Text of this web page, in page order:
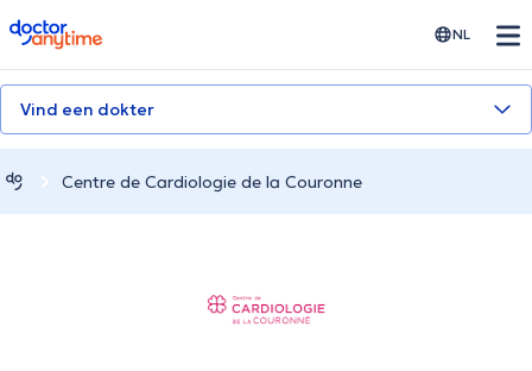
doctoranytime NL
Vind een dokter
Centre de Cardiologie de la Couronne